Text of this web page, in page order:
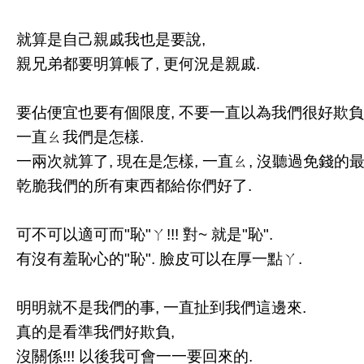
就算是自己親戚我也是要說,
親兄弟都要明算帳了, 更何況是親戚.
要佔便宜也要有個限度, 不要一直以為我們很好欺
一直ㄠ我們是怎樣.
一兩次就算了, 現在是怎樣, 一直ㄠ, 沒聽過免錢的
乾脆我們的所有東西都給你們好了.
可不可以適可而"恥"ㄚ!!! 對~ 就是"恥".
有沒有羞恥心的"恥". 臉皮可以在厚一點ㄚ.
明明就不是我們的事, 一直扯到我們這邊來.
真的是看準我們好欺負,
沒關係!!! 以後我可會一一要回來的.